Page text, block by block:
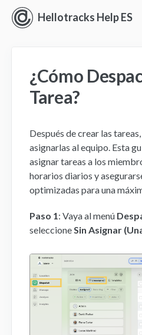
Hellotracks Help ES
En
Ajustes y
¿Cómo
Tarea?
Después de crear las
asignarlas al equipo. Esta
asignar tareas a los
horarios diarios y
optimizadas para una
Paso 1: Vaya al menú
seleccioneSin Asignar